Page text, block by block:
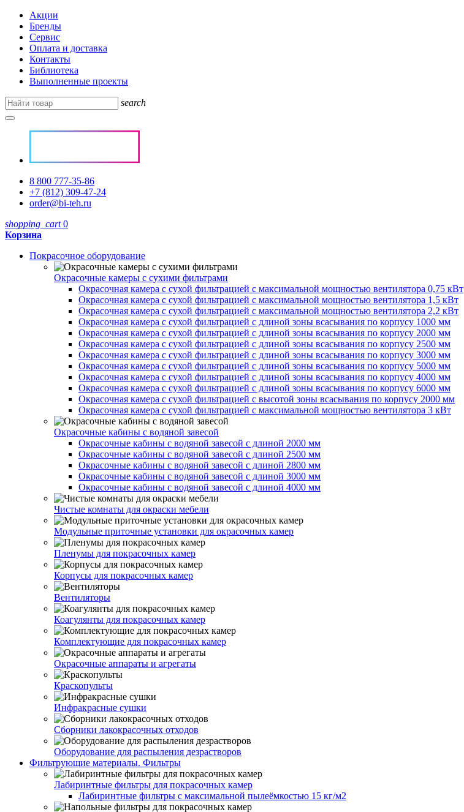
Акции
Бренды
Сервис
Оплата и доставка
Контакты
Библиотека
Выполненные проекты
search
8 800 777-35-86
+7 (812) 309-47-24
order@bi-teh.ru
shopping_cart 0
Корзина
Покрасочное оборудование
Окрасочные камеры с сухими фильтрами
Окрасочная камера с сухой фильтрацией с максимальной мощностью вентилятора 0,75 кВт
Окрасочная камера с сухой фильтрацией с максимальной мощностью вентилятора 1,5 кВт
Окрасочная камера с сухой фильтрацией с максимальной мощностью вентилятора 2,2 кВт
Окрасочная камера с сухой фильтрацией с длиной зоны всасывания по корпусу 1000 мм
Окрасочная камера с сухой фильтрацией с длиной зоны всасывания по корпусу 2000 мм
Окрасочная камера с сухой фильтрацией с длиной зоны всасывания по корпусу 2500 мм
Окрасочная камера с сухой фильтрацией с длиной зоны всасывания по корпусу 3000 мм
Окрасочная камера с сухой фильтрацией с длиной зоны всасывания по корпусу 5000 мм
Окрасочная камера с сухой фильтрацией с длиной зоны всасывания по корпусу 4000 мм
Окрасочная камера с сухой фильтрацией с длиной зоны всасывания по корпусу 6000 мм
Окрасочная камера с сухой фильтрацией с высотой зоны всасывания по корпусу 2000 мм
Окрасочная камера с сухой фильтрацией с максимальной мощностью вентилятора 3 кВт
Окрасочные кабины с водяной завесой
Окрасочные кабины с водяной завесой с длиной 2000 мм
Окрасочные кабины с водяной завесой с длиной 2500 мм
Окрасочные кабины с водяной завесой с длиной 2800 мм
Окрасочные кабины с водяной завесой с длиной 3000 мм
Окрасочные кабины с водяной завесой с длиной 4000 мм
Чистые комнаты для окраски мебели
Модульные приточные установки для окрасочных камер
Пленумы для покрасочных камер
Корпусы для покрасочных камер
Вентиляторы
Коагулянты для покрасочных камер
Комплектующие для покрасочных камер
Окрасочные аппараты и агрегаты
Краскопульты
Инфракрасные сушки
Сборники лакокрасочных отходов
Оборудование для распыления дезрастворов
Фильтрующие материалы. Фильтры
Лабиринтные фильтры для покрасочных камер
Лабиринтные фильтры с максимальной пылеёмкостью 15 кг/м2